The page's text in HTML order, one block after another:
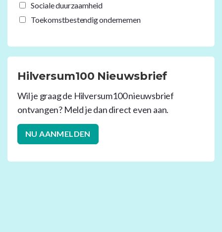
Sociale duurzaamheid
Toekomstbestendig ondernemen
Hilversum100 Nieuwsbrief
Wil je graag de Hilversum100 nieuwsbrief
ontvangen? Meld je dan direct even aan.
NU AANMELDEN